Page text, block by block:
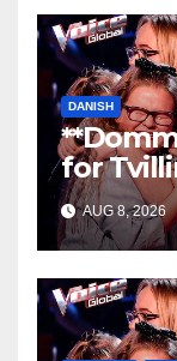
DANISH
for
Alt Sig!
AUG 8, 2026